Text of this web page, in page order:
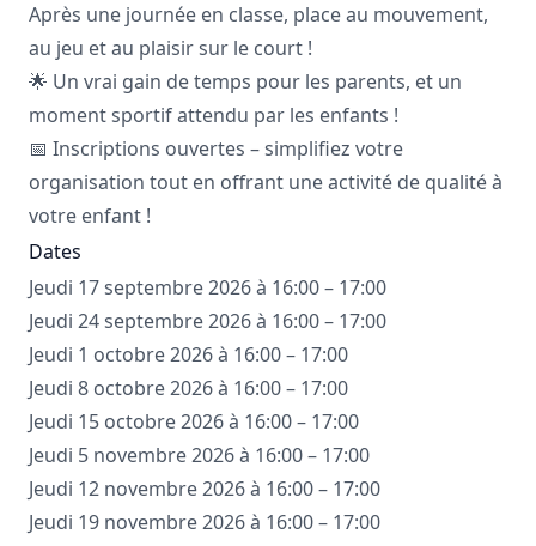
Après une journée en classe, place au mouvement,
au jeu et au plaisir sur le court !
🌟 Un vrai gain de temps pour les parents, et un
moment sportif attendu par les enfants !
📅 Inscriptions ouvertes – simplifiez votre
organisation tout en offrant une activité de qualité à
votre enfant !
Dates
Jeudi 17 septembre 2026 à 16:00 – 17:00
Jeudi 24 septembre 2026 à 16:00 – 17:00
Jeudi 1 octobre 2026 à 16:00 – 17:00
Jeudi 8 octobre 2026 à 16:00 – 17:00
Jeudi 15 octobre 2026 à 16:00 – 17:00
Jeudi 5 novembre 2026 à 16:00 – 17:00
Jeudi 12 novembre 2026 à 16:00 – 17:00
Jeudi 19 novembre 2026 à 16:00 – 17:00